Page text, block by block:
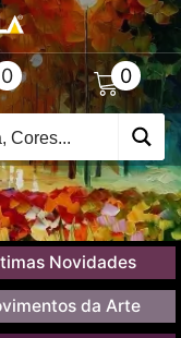
0 0
Novidades
da Arte